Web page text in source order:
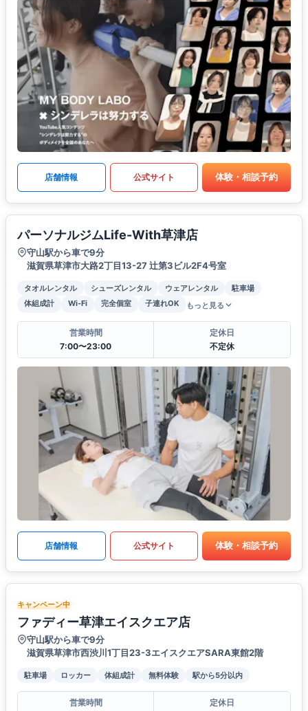
店舗情報 公式サイト 体験・相談予約
パーソナルジムLife-With草津店
守山駅から車で9分
滋賀県草津市大路2丁目13-27 辻第3ビル2F4号室
タオルレンタル シューズレンタル ウェアレンタル
駐車場
体組成計
Wi-Fi 完全個室 子連れOK もっと見る
営業時間
7:00〜23:00
定休日
不定休
店舗情報 公式サイト 体験・相談予約
キャンペーン中
ファディー草津エイスクエア店
守山駅から車で9分
滋賀県草津市西渋川1丁目23-3エイスクエアSARA東館2階
駐車場 ロッカー 体組成計 無料体験 駅から5分以内
営業時間
定休日